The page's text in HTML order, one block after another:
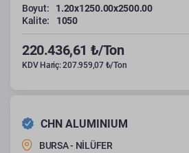
Boyut:
1.20x1250.00x2500.00
Kalite:
1050
220.436,61 ₺/Ton
KDV Hariç: 207.959,07 ₺/Ton
CHN ALUMINIUM
BURSA - NİLÜFER